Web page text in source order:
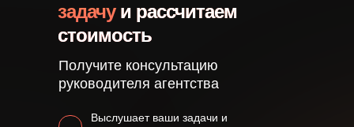
Получите консультацию
руководителя агентства
Выслушает ваши задачи и
задачу и рассчитаем
стоимость